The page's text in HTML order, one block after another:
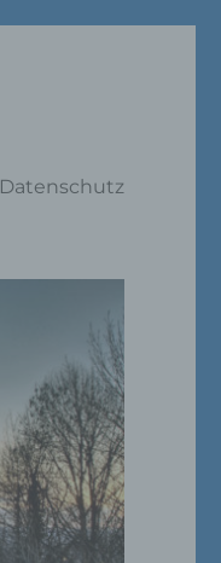
Datenschutz